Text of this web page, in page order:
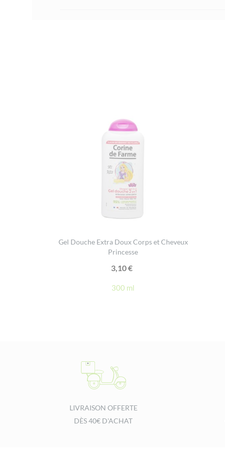
Gel Douche Extra Doux Corps et Cheveux
Princesse
3,10€
300 ml
LIVRAISON OFFERTE
DÈS 40€ D'ACHAT